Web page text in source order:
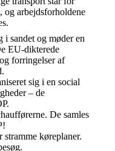
og arbejdsforholdene
i sandet og møder en
EU-dikterede
forringelser af
sig i en social
– de
De samles
stramme køreplaner.